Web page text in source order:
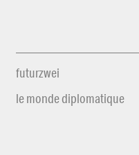
futurzwei
le monde diplomatique